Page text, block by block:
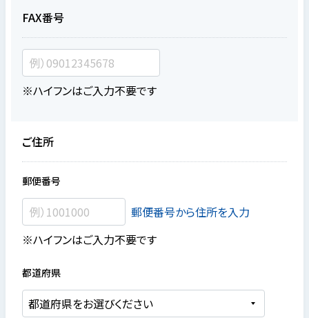
FAX番号
※ハイフンはご入力不要です
ご住所
郵便番号
郵便番号から住所を入力
※ハイフンはご入力不要です
都道府県